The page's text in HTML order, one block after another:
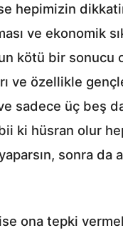
hepimizin
ve ekonomik
kötü bir sonucu
ve özellikle
üç beş
ki hüsran olur
sonra
ise ona tepki